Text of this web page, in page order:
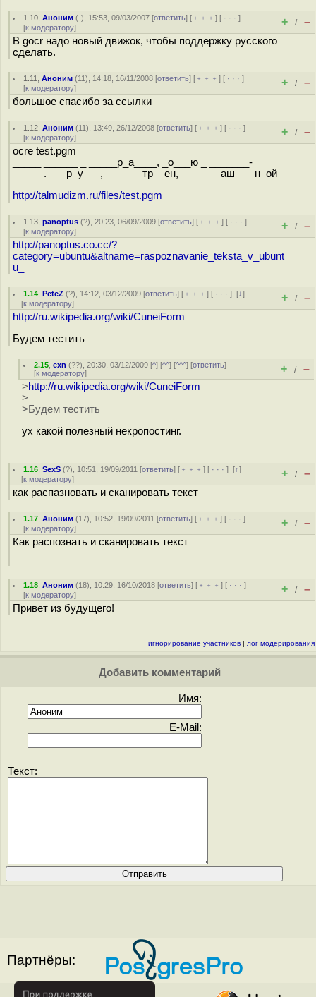
1.10 ,Аноним (-), 15:53, 09/03/2007 [ответить] [ ﹢﹢﹢] [ · · ·]
[к модератору] + / –
В gocr надо новый движок, чтобы поддержку русского
сделать.
1.11 ,Аноним (11), 14:18, 16/11/2008 [ответить] [ ﹢﹢﹢] [ · · ·]
[к модератору] + / –
большое спасибо за ссылки
1.12 ,Аноним (11), 13:49, 26/12/2008 [ответить] [ ﹢﹢﹢] [ · · ·]
[к модератору] + / –
ocre test.pgm
_____ ______ _ _____р_а____, _о___ю _ _______-
__ ___. ___р_у___, __ __ _ тр__ен, _ ____ _аш_ __н_ой
http://talmudizm.ru/files/test.pgm
1.13 ,panoptus (?), 20:23, 06/09/2009 [ответить] [ ﹢﹢﹢] [ · · ·]
[к модератору] + / –
http://panoptus.co.cc/?
category=ubuntu&altname=raspoznavanie_teksta_v_ubunt
u_
1.14 ,PeteZ (?), 14:12, 03/12/2009 [ответить] [ ﹢﹢﹢] [ · · ·][↓]
[к модератору] + / –
http://ru.wikipedia.org/wiki/CuneiForm
Будем тестить
2.15 ,exn (??), 20:30, 03/12/2009 [^] [^^] [^^^] [ответить]
[к модератору] + / –
>http://ru.wikipedia.org/wiki/CuneiForm
>
>Будем тестить
ух какой полезный некропостинг.
1.16 ,SexS (?), 10:51, 19/09/2011 [ответить] [ ﹢﹢﹢] [ · · ·][↑]
[к модератору] + / –
как распазновать и сканировать текст
1.17 ,Аноним (17), 10:52, 19/09/2011 [ответить] [ ﹢﹢﹢] [ · · ·]
[к модератору] + / –
Как распознать и сканировать текст
1.18 ,Аноним (18), 10:29, 16/10/2018 [ответить] [ ﹢﹢﹢] [ · · ·]
[к модератору] + / –
Привет из будущего!
игнорирование участников | лог модерирования
Добавить комментарий
Имя:
E-Mail:
Текст:
Партнёры: